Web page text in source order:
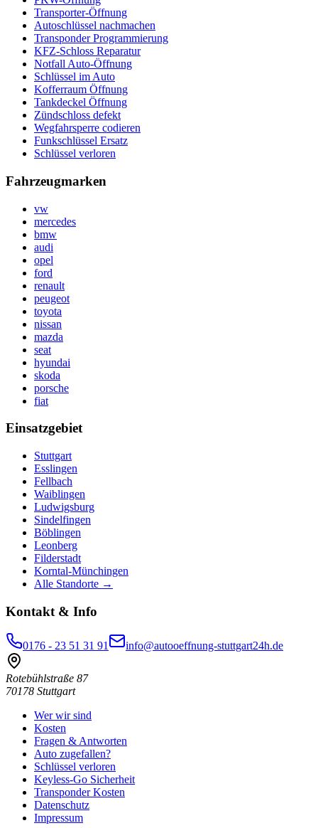
Transporter-Öffnung
Autoschlüssel nachmachen
Transponder Programmierung
KFZ-Schloss Reparatur
Notfall Auto-Öffnung
Schlüssel im Auto
Kofferraum Öffnung
Tankdeckel Öffnung
Zündschloss defekt
Wegfahrsperre codieren
Funkschlüssel Ersatz
Schlüssel verloren
Fahrzeugmarken
vw
mercedes
bmw
audi
opel
ford
renault
peugeot
toyota
nissan
mazda
seat
hyundai
skoda
porsche
fiat
Einsatzgebiet
Stuttgart
Esslingen
Fellbach
Waiblingen
Ludwigsburg
Sindelfingen
Böblingen
Leonberg
Filderstadt
Korntal-Münchingen
Alle Standorte →
Kontakt & Info
0176 - 23 51 31 91 info@autooeffnung-stuttgart24h.de
Rotebühlstraße 87
70178 Stuttgart
Wer wir sind
Kosten
Fragen & Antworten
Auto zugefallen?
Schlüssel verloren
Keyless-Go Sicherheit
Transponder Kosten
Datenschutz
Impressum